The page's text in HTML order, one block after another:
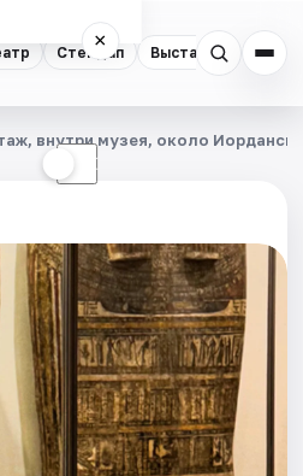
Стендап Выставки
×
☾
внутри музея, около